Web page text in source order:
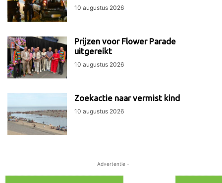
10 augustus 2026
Prijzen voor Flower Parade
uitgereikt
10 augustus 2026
Zoekactie naar vermist kind
10 augustus 2026
- Advertentie -